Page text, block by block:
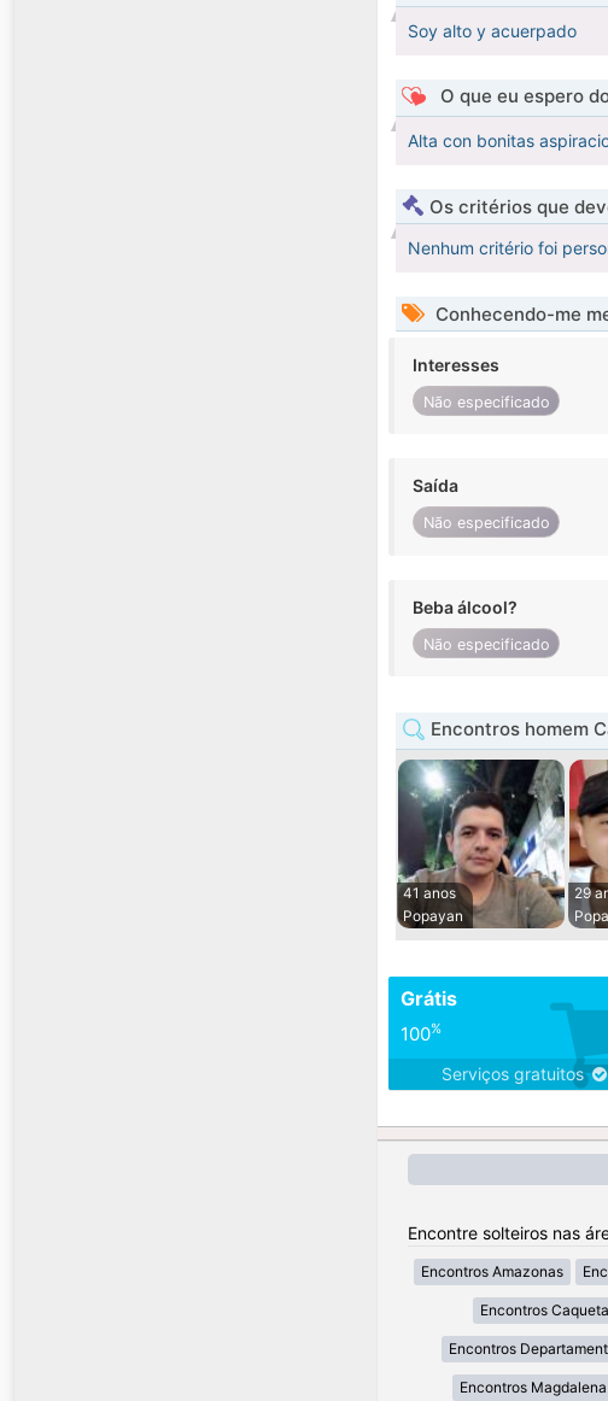
Soy alto y acuerpado
O que eu espero
Alta con bonitas
Os critérios que
Nenhum critério foi
Conhecendo-me
Interesses
Não especificado
Saída
Não especificado
Beba álcool?
Não especificado
Encontros homem
41 anos
Popayan
29
Grátis
100%
Serviços gratuitos
Encontre solteiros nas
Encontros Amazonas
Encontros Caqueta
Encontros
Encontros Magdalena